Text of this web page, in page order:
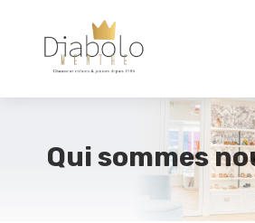
Qui sommes